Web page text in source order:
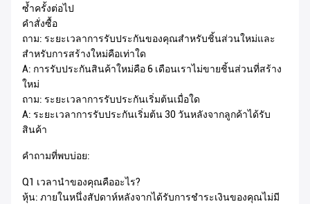
ซ้ำครั้งต่อไป
คำสั่งซื้อ
ถาม: ระยะเวลาการรับประกันของคุณสำหรับชิ้นส่วนใหม่และ
สำหรับการสร้างใหม่คือเท่าใด
A: การรับประกันสินค้าใหม่คือ 6 เดือนเราไม่ขายชิ้นส่วนที่สร้าง
ใหม่
ถาม: ระยะเวลาการรับประกันเริ่มต้นเมื่อใด
A: ระยะเวลาการรับประกันเริ่มต้น 30 วันหลังจากลูกค้าได้รับ
สินค้า
คำถามที่พบบ่อย:
Q1 เวลานำของคุณคืออะไร?
หุ้น: ภายในหนึ่งสัปดาห์หลังจากได้รับการชำระเงินของคุณไม่มี